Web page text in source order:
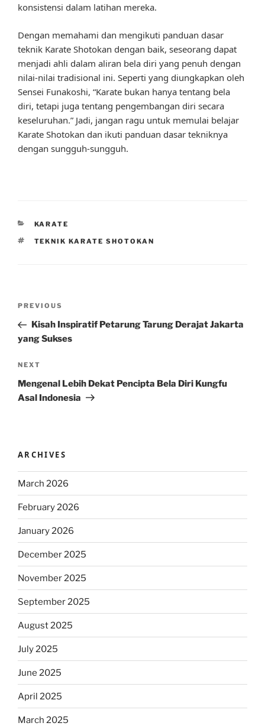
konsistensi dalam latihan mereka.
Dengan memahami dan mengikuti panduan dasar
teknik Karate Shotokan dengan baik, seseorang dapat
menjadi ahli dalam aliran bela diri yang penuh dengan
nilai-nilai tradisional ini. Seperti yang diungkapkan oleh
Sensei Funakoshi, “Karate bukan hanya tentang bela
diri, tetapi juga tentang pengembangan diri secara
keseluruhan.” Jadi, jangan ragu untuk memulai belajar
Karate Shotokan dan ikuti panduan dasar tekniknya
dengan sungguh-sungguh.
CATEGORIES
KARATE
TAGS
TEKNIK KARATE SHOTOKAN
Previous
Post
PREVIOUS
Kisah Inspiratif Petarung Tarung Derajat Jakarta
yang Sukses
Next
Post
NEXT
Mengenal Lebih Dekat Pencipta Bela Diri Kungfu
Asal Indonesia
ARCHIVES
March 2026
February 2026
January 2026
December 2025
November 2025
September 2025
August 2025
July 2025
June 2025
April 2025
March 2025